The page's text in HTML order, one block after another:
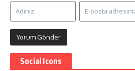
Social Icons